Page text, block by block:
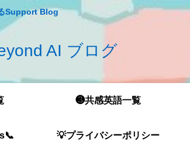
Support Blog
AI ブログ
❸共感英語一覧
💡プライバシーポリシー